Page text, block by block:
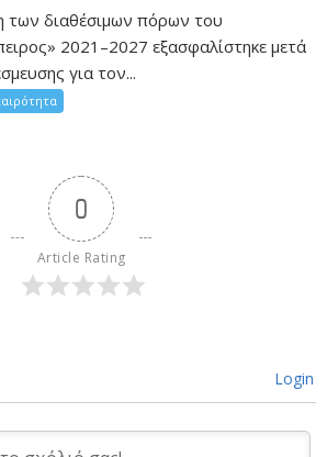
των διαθέσιμων πόρων του
2021–2027 εξασφαλίστηκε μετά
για τον...
0
Article Rating
Login